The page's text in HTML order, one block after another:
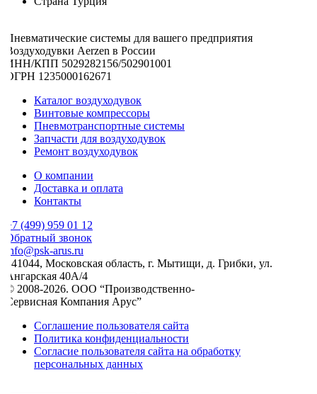
системы для вашего предприятия
Aerzen в России
КПП 5029282156/502901001
1235000162671
Каталог воздуходувок
Винтовые компрессоры
Пневмотранспортные системы
Запчасти для воздуходувок
Ремонт воздуходувок
О компании
Доставка и оплата
Контакты
(499) 959 01 12
звонок
arus.ru
Московская область, г. Мытищи, д. Грибки, ул.
40А/4
2008-2026. ООО “Производственно-
Компания Арус”
Соглашение пользователя сайта
Политика конфиденциальности
Согласие пользователя сайта на обработку
персональных данных